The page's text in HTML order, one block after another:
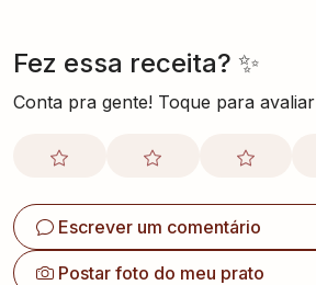
Fez essa receita? ✨
Conta pra gente! Toque para avaliar
Escrever um comentário
Postar foto do meu prato